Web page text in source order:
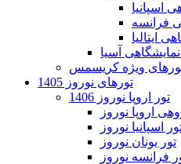
اسپانیا
فرانسه
ایتالیا
آسیا
ویژه کریسمس
تورهای نوروز 1405
تور اروپا نوروز 1406
اروپا نوروز
اسپانیا نوروز
تور یونان نوروز
فرانسه نوروز